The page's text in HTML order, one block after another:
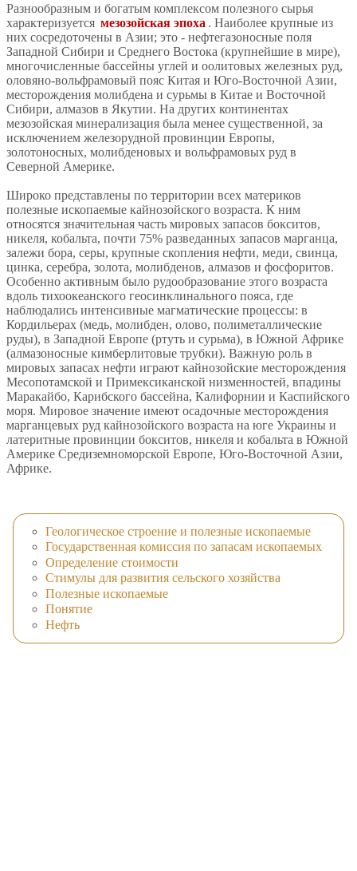
Разнообразным и богатым комплексом полезного сырья
характеризуется мезозойская эпоха . Наиболее крупные из
них сосредоточены в Азии; это - нефтегазоносные поля
Западной Сибири и Среднего Востока (крупнейшие в мире),
многочисленные бассейны углей и оолитовых железных руд,
оловяно-вольфрамовый пояс Китая и Юго-Восточной Азии,
месторождения молибдена и сурьмы в Китае и Восточной
Сибири, алмазов в Якутии. На других континентах
мезозойская минерализация была менее существенной, за
исключением железорудной провинции Европы,
золотоносных, молибденовых и вольфрамовых руд в
Северной Америке.
Широко представлены по территории всех материков
полезные ископаемые кайнозойского возраста. К ним
относятся значительная часть мировых запасов бокситов,
никеля, кобальта, почти 75% разведанных запасов марганца,
залежи бора, серы, крупные скопления нефти, меди, свинца,
цинка, серебра, золота, молибденов, алмазов и фосфоритов.
Особенно активным было рудообразование этого возраста
вдоль тихоокеанского геосинклинального пояса, где
наблюдались интенсивные магматические процессы: в
Кордильерах (медь, молибден, олово, полиметаллические
руды), в Западной Европе (ртуть и сурьма), в Южной Африке
(алмазоносные кимберлитовые трубки). Важную роль в
мировых запасах нефти играют кайнозойские месторождения
Месопотамской и Примексиканской низменностей, впадины
Маракайбо, Карибского бассейна, Калифорнии и Каспийского
моря. Мировое значение имеют осадочные месторождения
марганцевых руд кайнозойского возраста на юге Украины и
латеритные провинции бокситов, никеля и кобальта в Южной
Америке Средиземноморской Европе, Юго-Восточной Азии,
Африке.
Геологическое строение и полезные ископаемые
Государственная комиссия по запасам ископаемых
Определение стоимости
Стимулы для развития сельского хозяйства
Полезные ископаемые
Понятие
Нефть